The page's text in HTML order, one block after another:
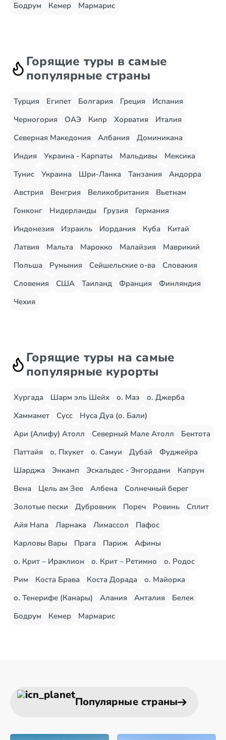
Бодрум
Кемер Мармарис
Горящие туры в самые
популярные страны
Турция Египет Болгария Греция
Испания
Черногория
ОАЭ Кипр Хорватия
Италия
Северная Македония
Албания
Доминикана
Индия
Украина - Карпаты Мальдивы
Мексика
Тунис
Украина Шри-Ланка Танзания
Андорра
Австрия
Венгрия Великобритания
Вьетнам
Гонконг
Нидерланды Грузия
Германия
Индонезия
Израиль Иордания Куба
Китай
Латвия
Мальта Марокко Малайзия
Маврикий
Польша
Румыния Сейшельские о-ва
Словакия
Словения
США Таиланд Франция
Финляндия
Чехия
Горящие туры на самые
популярные курорты
Хургада Шарм эль Шейх о. Маэ
о. Джерба
Хаммамет
Сусс
Нуса Дуа (о. Бали)
Ари (Алифу) Атолл
Северный Мале Атолл
Бентота
Паттайя
о. Пхукет о. Самуи Дубай
Фуджейра
Шарджа
Энкамп Эскальдес - Энгордани
Капрун
Вена
Цель ам Зее Албена
Солнечный берег
Золотые пески
Дубровник Пореч Ровинь
Сплит
Айя Напа
Ларнака Лимассол
Пафос
Карловы Вары
Прага Париж
Афины
о. Крит – Ираклион
о. Крит – Ретимно
о. Родос
Рим
Коста Брава Коста Дорада
о. Майорка
о. Тенерифе (Канары)
Алания Анталия
Белек
Бодрум
Кемер Мармарис
Популярные страны